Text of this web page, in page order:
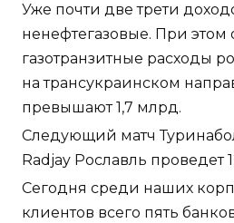
Уже почти две трети
ненефтегазовые. При этом
газотранзитные расходы
на трансукраинском
превышают 1,7 млрд.
Следующий матч
Radjay Рославль проведет
Сегодня среди наших
клиентов всего пять